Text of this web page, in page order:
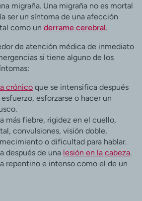
migraña. Una migraña no es mortal
ser un síntoma de una afección
como un derrame cerebral.
de atención médica de inmediato
si tiene alguno de los
crónico que se intensifica después
esforzarse o hacer un
más fiebre, rigidez en el cuello,
convulsiones, visión doble,
o dificultad para hablar.
después de una lesión en la cabeza.
repentino e intenso como el de un